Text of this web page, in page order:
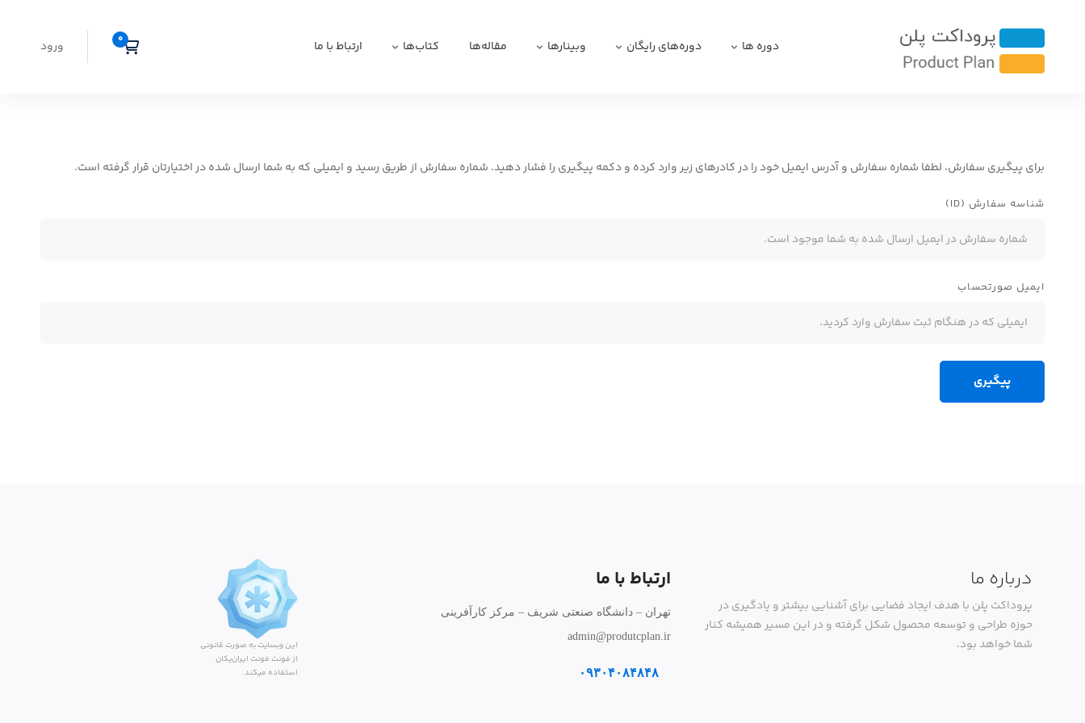
دوره ها دوره‌های رایگان وبینارها مقاله‌ها کتاب‌ها ارتباط با ما ورود
برای پیگیری سفارش، لطفا شماره سفارش و آدرس ایمیل خود را در کادرهای زیر وارد کرده و دکمه پیگیری را فشار دهید. شماره سفارش از طریق رسید و ایمیلی که به شما ارسال شده در اختیارتان قرار گرفته است.
شناسه سفارش (ID)
ایمیل صورتحساب
پیگیری
درباره ما
پروداکت پلن با هدف ایجاد فضایی برای آشنایی بیشتر و یادگیری در
حوزه طراحی و توسعه محصول شکل گرفته و در این مسیر همیشه کنار
شما خواهد بود.
ارتباط با ما
تهران – دانشگاه صنعتی شریف – مرکز کارآفرینی
admin@produtcplan.ir
۰۹۳۰۴۰۸۴۸۴۸
این وبسایت به صورت قانونی
از فونت فونت ایران‌یکان
استفاده میکند.